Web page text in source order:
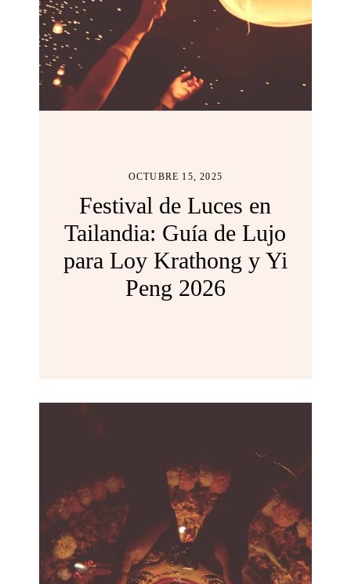
OCTUBRE 15, 2025
Festival de Luces en
Tailandia: Guía de Lujo
para Loy Krathong y Yi
Peng 2026